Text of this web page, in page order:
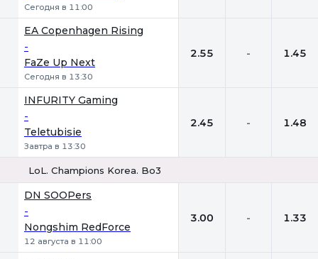
Сегодня в 11:00
EA Copenhagen Rising
-
FaZe Up Next
Сегодня в 13:30
2.55 - 1.45
INFURITY Gaming
-
Teletubisie
Завтра в 13:30
2.45 - 1.48
LoL. Champions Korea. Bo3
DN SOOPers
-
Nongshim RedForce
12 августа в 11:00
3.00 - 1.33